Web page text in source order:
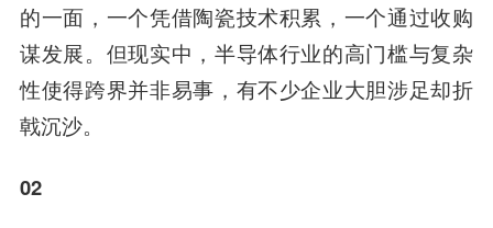
的一面，一个凭借陶瓷技术积累，一个通过收购
谋发展。但现实中，半导体行业的高门槛与复杂
性使得跨界并非易事，有不少企业大胆涉足却折
戟沉沙。
02